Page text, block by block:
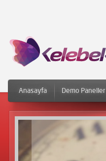
Anasayfa Demo Paneller